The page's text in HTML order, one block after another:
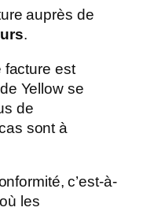
auprès de
.
facture est
Yellow se
de
sont à
c’est-à-
les